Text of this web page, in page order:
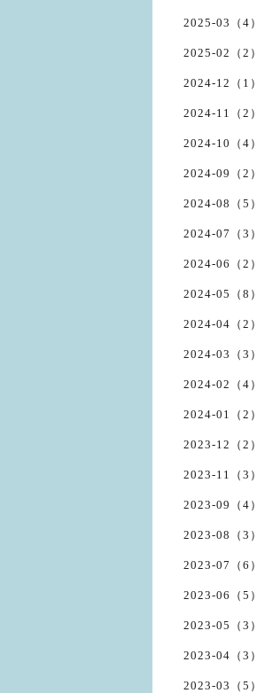
2025-03（4）
2025-02（2）
2024-12（1）
2024-11（2）
2024-10（4）
2024-09（2）
2024-08（5）
2024-07（3）
2024-06（2）
2024-05（8）
2024-04（2）
2024-03（3）
2024-02（4）
2024-01（2）
2023-12（2）
2023-11（3）
2023-09（4）
2023-08（3）
2023-07（6）
2023-06（5）
2023-05（3）
2023-04（3）
2023-03（5）